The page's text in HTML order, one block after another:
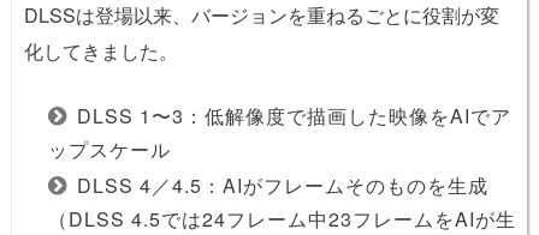
DLSSは登場以来、バージョンを重ねるごとに役割が変
化してきました。
DLSS 1〜3：低解像度で描画した映像をAIでア
ップスケール
DLSS 4／4.5：AIがフレームそのものを生成
（DLSS 4.5では24フレーム中23フレームをAIが生